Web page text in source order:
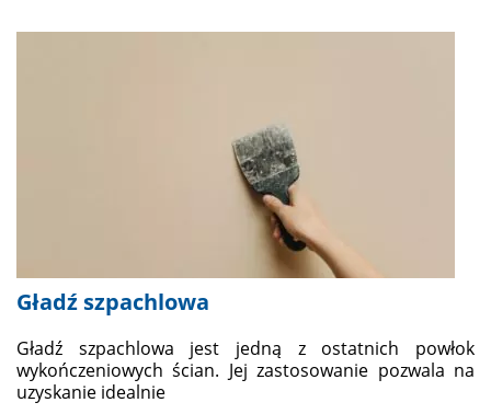
Gładź szpachlowa
Gładź szpachlowa jest jedną z ostatnich powłok
wykończeniowych ścian. Jej zastosowanie pozwala na
uzyskanie idealnie